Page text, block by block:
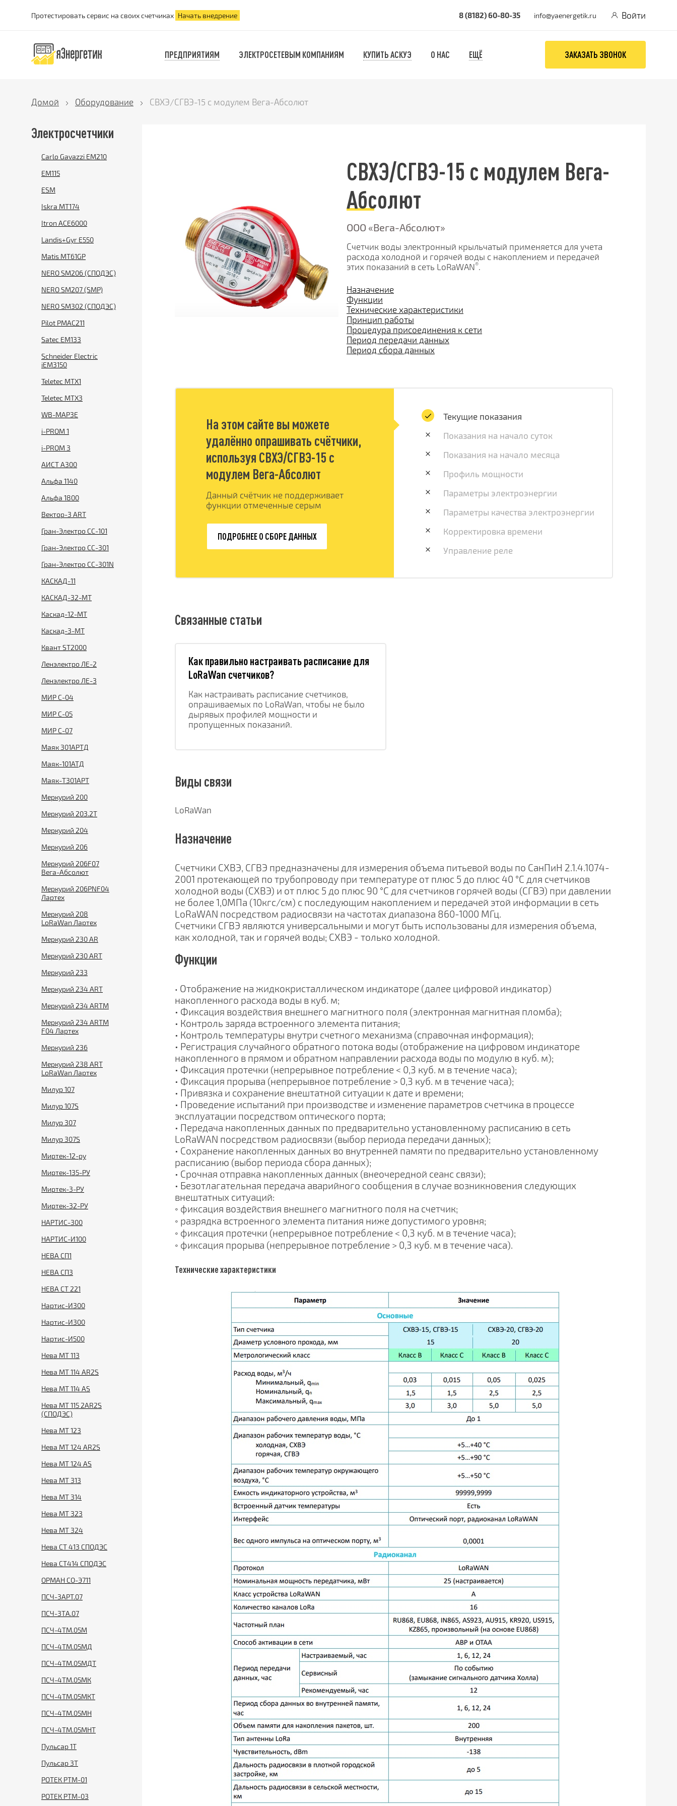
Протестировать сервис на своих счетчиках Начать внедрение 8 (8182) 60-80-35 info@yaenergetik.ru Войти
ПРЕДПРИЯТИЯМ ЭЛЕКТРОСЕТЕВЫМ КОМПАНИЯМ КУПИТЬ АСКУЭ О НАС ЕЩЁ ЗАКАЗАТЬ ЗВОНОК
Домой Оборудование СВХЭ/СГВЭ-15 с модулем Вега-Абсолют
Электросчетчики
Carlo Gavazzi EM210
EM115
ESM
Iskra MT174
Itron ACE6000
Landis+Gyr E550
Matis MT61GP
NERO SM206 (СПОДЭС)
NERO SM207 (SMP)
NERO SM302 (СПОДЭС)
Pilot PMAC211
Satec EM133
Schneider Electric
iEM3150
Teletec MTX1
Teletec MTX3
WB-MAP3E
i-PROM 1
i-PROM 3
АИСТ А300
Альфа 1140
Альфа 1800
Вектор-3 ART
Гран-Электро СС-101
Гран-Электро СС-301
Гран-Электро СС-301N
КАСКАД-11
КАСКАД-32-МТ
Каскад-12-МТ
Каскад-3-МТ
Квант ST2000
Ленэлектро ЛЕ-2
Ленэлектро ЛЕ-3
МИР С-04
МИР С-05
МИР С-07
Маяк 301АРТД
Маяк-101АТД
Маяк-T301АРТ
Меркурий 200
Меркурий 203.2Т
Меркурий 204
Меркурий 206
Меркурий 206F07
Вега-Абсолют
Меркурий 206PNF04
Лартех
Меркурий 208
LoRaWan Лартех
Меркурий 230 AR
Меркурий 230 ART
Меркурий 233
Меркурий 234 ART
Меркурий 234 ARTM
Меркурий 234 ARTM
F04 Лартех
Меркурий 236
Меркурий 238 ART
LoRaWan Лартех
Милур 107
Милур 107S
Милур 307
Милур 307S
Миртек-12-ру
Миртек-135-РУ
Миртек-3-РУ
Миртек-32-РУ
НАРТИС-300
НАРТИС-И100
НЕВА СП1
НЕВА СП3
НЕВА СТ 221
Нартис-И300
Нартис-И300
Нартис-И500
Нева МТ 113
Нева МТ 114 AR2S
Нева МТ 114 AS
Нева МТ 115 2AR2S
(СПОДЭС)
Нева МТ 123
Нева МТ 124 AR2S
Нева МТ 124 AS
Нева МТ 313
Нева МТ 314
Нева МТ 323
Нева МТ 324
Нева СТ 413 СПОДЭС
Нева СТ414 СПОДЭС
ОРМАН СО-Э711
ПСЧ-3АРТ.07
ПСЧ-3ТА.07
ПСЧ-4ТМ.05М
ПСЧ-4ТМ.05МД
ПСЧ-4ТМ.05МДТ
ПСЧ-4ТМ.05МК
ПСЧ-4ТМ.05МКТ
ПСЧ-4ТМ.05МН
ПСЧ-4ТМ.05МНТ
Пульсар 1T
Пульсар 3T
РОТЕК РТМ-01
РОТЕК РТМ-03
СВХЭ/СГВЭ-15 с модулем Вега-
Абсолют
ООО «Вега-Абсолют»
Счетчик воды электронный крыльчатый применяется для учета
расхода холодной и горячей воды с накоплением и передачей
этих показаний в сеть LoRaWAN®.
Назначение
Функции
Технические характеристики
Принцип работы
Процедура присоединения к сети
Период передачи данных
Период сбора данных
На этом сайте вы можете
удалённо опрашивать счётчики,
используя СВХЭ/СГВЭ-15 с
модулем Вега-Абсолют
Данный счётчик не поддерживает
функции отмеченные серым
ПОДРОБНЕЕ О СБОРЕ ДАННЫХ
Текущие показания
Показания на начало суток
Показания на начало месяца
Профиль мощности
Параметры электроэнергии
Параметры качества электроэнергии
Корректировка времени
Управление реле
Связанные статьи
Как правильно настраивать расписание для
LoRaWan счетчиков?
Как настраивать расписание счетчиков,
опрашиваемых по LoRaWan, чтобы не было
дырявых профилей мощности и
пропущенных показаний.
Виды связи
LoRaWan
Назначение
Счетчики СХВЭ, СГВЭ предназначены для измерения объема питьевой воды по СанПиН 2.1.4.1074-
2001 протекающей по трубопроводу при температуре от плюс 5 до плюс 40 °С для счетчиков
холодной воды (СХВЭ) и от плюс 5 до плюс 90 °С для счетчиков горячей воды (СГВЭ) при давлении
не более 1,0МПа (10кгс/см) с последующим накоплением и передачей этой информации в сеть
LoRaWAN посредством радиосвязи на частотах диапазона 860-1000 МГц.
Счетчики СГВЭ являются универсальными и могут быть использованы для измерения объема,
как холодной, так и горячей воды; СХВЭ - только холодной.
Функции
• Отображение на жидкокристаллическом индикаторе (далее цифровой индикатор)
накопленного расхода воды в куб. м;
• Фиксация воздействия внешнего магнитного поля (электронная магнитная пломба);
• Контроль заряда встроенного элемента питания;
• Контроль температуры внутри счетного механизма (справочная информация);
• Регистрация случайного обратного потока воды (отображение на цифровом индикаторе
накопленного в прямом и обратном направлении расхода воды по модулю в куб. м);
• Фиксация протечки (непрерывное потребление < 0,3 куб. м в течение часа);
• Фиксация прорыва (непрерывное потребление > 0,3 куб. м в течение часа);
• Привязка и сохранение внештатной ситуации к дате и времени;
• Проведение испытаний при производстве и изменение параметров счетчика в процессе
эксплуатации посредством оптического порта;
• Передача накопленных данных по предварительно установленному расписанию в сеть
LoRaWAN посредством радиосвязи (выбор периода передачи данных);
• Сохранение накопленных данных во внутренней памяти по предварительно установленному
расписанию (выбор периода сбора данных);
• Срочная отправка накопленных данных (внеочередной сеанс связи);
• Безотлагательная передача аварийного сообщения в случае возникновения следующих
внештатных ситуаций:
◦ фиксация воздействия внешнего магнитного поля на счетчик;
◦ разрядка встроенного элемента питания ниже допустимого уровня;
◦ фиксация протечки (непрерывное потребление < 0,3 куб. м в течение часа);
◦ фиксация прорыва (непрерывное потребление > 0,3 куб. м в течение часа).
Технические характеристики